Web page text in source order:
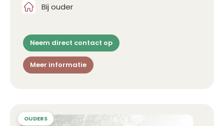
Bij ouder
Neem direct contact op
Meer informatie